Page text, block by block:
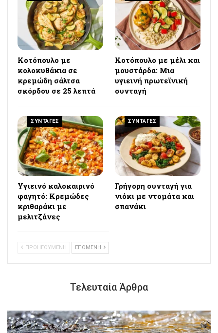
Κοτόπουλο με
κολοκυθάκια σε
κρεμώδη σάλτσα
σκόρδου σε 25 λεπτά
Κοτόπουλο με μέλι και
μουστάρδα: Μια
υγιεινή πρωτεϊνική
συνταγή
ΣΥΝΤΑΓΕΣ
Υγιεινό καλοκαιρινό
φαγητό: Κρεμώδες
κριθαράκι με
μελιτζάνες
ΣΥΝΤΑΓΕΣ
Γρήγορη συνταγή για
νιόκι με ντομάτα και
σπανάκι
ΠΡΟΗΓΟΥΜΕΝΗ ΕΠΟΜΕΝΗ
Τελευταία Άρθρα